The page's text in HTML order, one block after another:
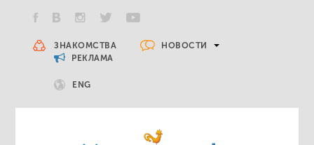
ЗНАКОМСТВА
НОВОСТИ
РЕКЛАМА
ENG